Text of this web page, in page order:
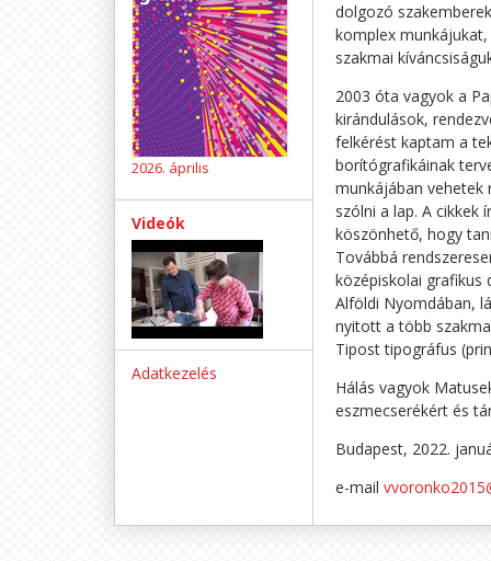
dolgozó
komplex
szakmai
2003 óta vagyok a
kirándulások,
felkérést kaptam a
borítógrafikáinak
munkájában vehetek
szólni a lap. A cikkek
köszönhető, hogy
Továbbá
középiskolai grafikus
Alföldi Nyomdában,
nyitott a több
Tipost tipográfus
Hálás vagyok
eszmecserékért és
Budapest, 2022.
e-mail
2026. április
Videók
Adatkezelés